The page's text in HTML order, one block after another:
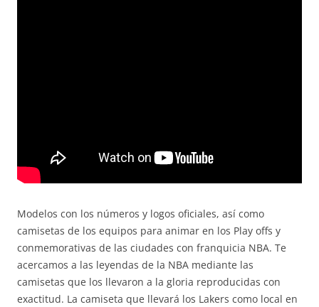
Modelos con los números y logos oficiales, así como
camisetas de los equipos para animar en los Play offs y
conmemorativas de las ciudades con franquicia NBA. Te
acercamos a las leyendas de la NBA mediante las
camisetas que los llevaron a la gloria reproducidas con
exactitud. La camiseta que llevará los Lakers como local en